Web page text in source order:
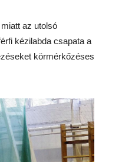
az utolsó
kézilabda csapata a
körmérkőzéses